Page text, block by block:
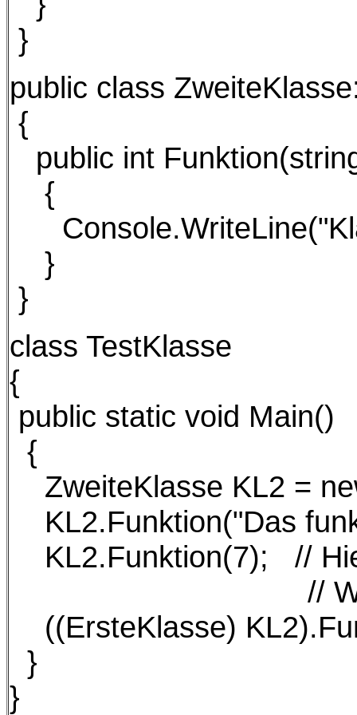
}
public class
{
public int
{
}
}
class TestKlasse
{
public static void Main()
{
ZweiteKlasse KL2 =
KL2.Funktion("Das
KL2.Funktion(7); //
// Was muss
((ErsteKlasse)
}
}